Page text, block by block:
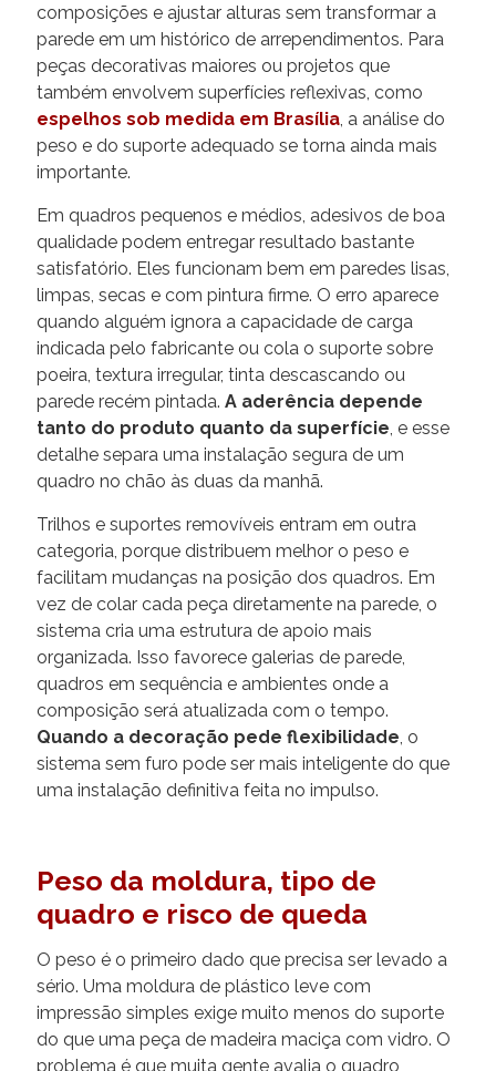
composições e ajustar alturas sem transformar a
parede em um histórico de arrependimentos. Para
peças decorativas maiores ou projetos que
também envolvem superfícies reflexivas, como
espelhos sob medida em Brasília , a análise do
peso e do suporte adequado se torna ainda mais
importante.
Em quadros pequenos e médios, adesivos de boa
qualidade podem entregar resultado bastante
satisfatório. Eles funcionam bem em paredes lisas,
limpas, secas e com pintura firme. O erro aparece
quando alguém ignora a capacidade de carga
indicada pelo fabricante ou cola o suporte sobre
poeira, textura irregular, tinta descascando ou
parede recém pintada. A aderência depende
tanto do produto quanto da superfície , e esse
detalhe separa uma instalação segura de um
quadro no chão às duas da manhã.
Trilhos e suportes removíveis entram em outra
categoria, porque distribuem melhor o peso e
facilitam mudanças na posição dos quadros. Em
vez de colar cada peça diretamente na parede, o
sistema cria uma estrutura de apoio mais
organizada. Isso favorece galerias de parede,
quadros em sequência e ambientes onde a
composição será atualizada com o tempo.
Quando a decoração pede flexibilidade , o
sistema sem furo pode ser mais inteligente do que
uma instalação definitiva feita no impulso.
Peso da moldura, tipo de
quadro e risco de queda
O peso é o primeiro dado que precisa ser levado a
sério. Uma moldura de plástico leve com
impressão simples exige muito menos do suporte
do que uma peça de madeira maciça com vidro. O
problema é que muita gente avalia o quadro